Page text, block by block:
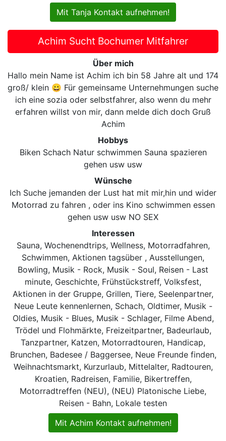
Mit Tanja Kontakt aufnehmen!
Achim Sucht Bochumer Mitfahrer
Über mich
Hallo mein Name ist Achim ich bin 58 Jahre alt und 174
groß/ klein 😀 Für gemeinsame Unternehmungen suche
ich eine sozia oder selbstfahrer, also wenn du mehr
erfahren willst von mir, dann melde dich doch Gruß
Achim
Hobbys
Biken Schach Natur schwimmen Sauna spazieren
gehen usw usw
Wünsche
Ich Suche jemanden der Lust hat mit mir,hin und wider
Motorrad zu fahren , oder ins Kino schwimmen essen
gehen usw usw NO SEX
Interessen
Sauna, Wochenendtrips, Wellness, Motorradfahren,
Schwimmen, Aktionen tagsüber , Ausstellungen,
Bowling, Musik - Rock, Musik - Soul, Reisen - Last
minute, Geschichte, Frühstückstreff, Volksfest,
Aktionen in der Gruppe, Grillen, Tiere, Seelenpartner,
Neue Leute kennenlernen, Schach, Oldtimer, Musik -
Oldies, Musik - Blues, Musik - Schlager, Filme Abend,
Trödel und Flohmärkte, Freizeitpartner, Badeurlaub,
Tanzpartner, Katzen, Motorradtouren, Handicap,
Brunchen, Badesee / Baggersee, Neue Freunde finden,
Weihnachtsmarkt, Kurzurlaub, Mittelalter, Radtouren,
Kroatien, Radreisen, Familie, Bikertreffen,
Motorradtreffen (NEU), (NEU) Platonische Liebe,
Reisen - Bahn, Lokale testen
Mit Achim Kontakt aufnehmen!